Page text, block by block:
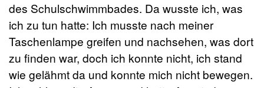
des Schulschwimmbades. Da wusste ich, was
ich zu tun hatte: Ich musste nach meiner
Taschenlampe greifen und nachsehen, was dort
zu finden war, doch ich konnte nicht, ich stand
wie gelähmt da und konnte mich nicht bewegen.